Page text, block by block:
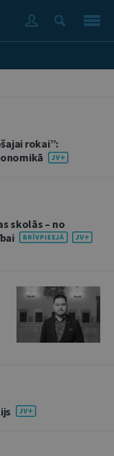
rokai”:
skolās – no